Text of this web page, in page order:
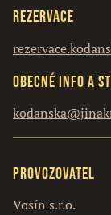
Rezervace
Obecné info a
Provozovatel
Vosín s.r.o.